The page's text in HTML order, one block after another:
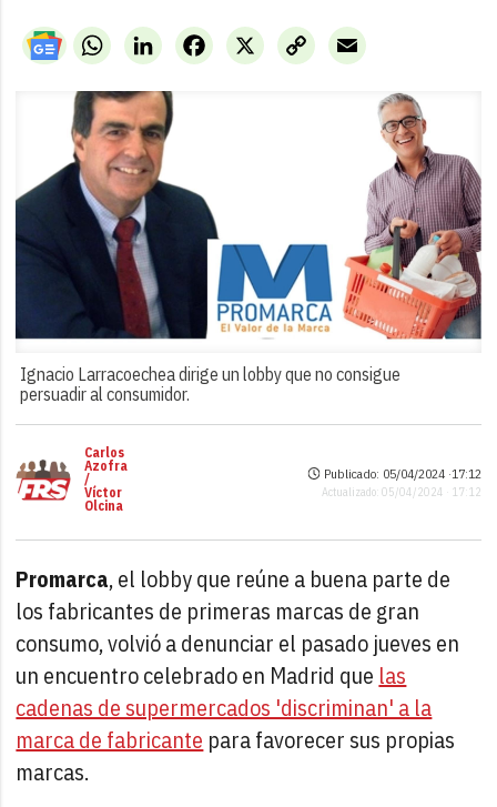
WhatsAppLinkedIn X
Facebook
Copy
Link
Email
Ignacio Larracoechea dirige un lobby que no consigue
persuadir al consumidor.
Carlos
Azofra
/
Víctor
Olcina
Publicado: 05/04/2024 ·17:12
Actualizado: 05/04/2024 · 17:12
Promarca, el lobby que reúne a buena parte de
los fabricantes de primeras marcas de gran
consumo, volvió a denunciar el pasado jueves en
un encuentro celebrado en Madrid que las
cadenas de supermercados 'discriminan' a la
marca de fabricante para favorecer sus propias
marcas.